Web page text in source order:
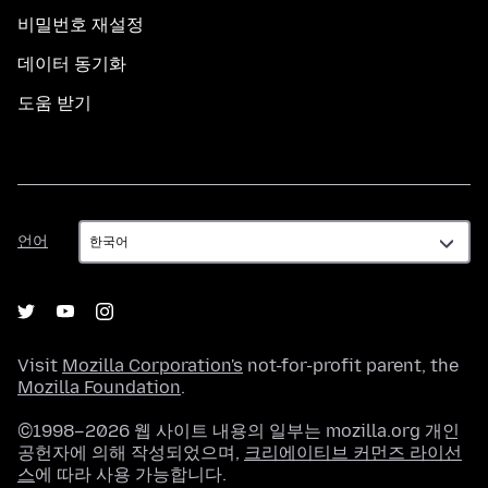
비밀번호 재설정
데이터 동기화
도움 받기
언어
언
어
Visit Mozilla Corporation's not-for-profit parent, the
Mozilla Foundation.
©1998–2026 웹 사이트 내용의 일부는 mozilla.org 개인
공헌자에 의해 작성되었으며, 크리에이티브 커먼즈 라이선
스에 따라 사용 가능합니다.